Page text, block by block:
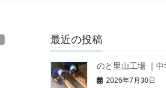
最近の投稿
のと里山工場 ｜
2026年7月30日